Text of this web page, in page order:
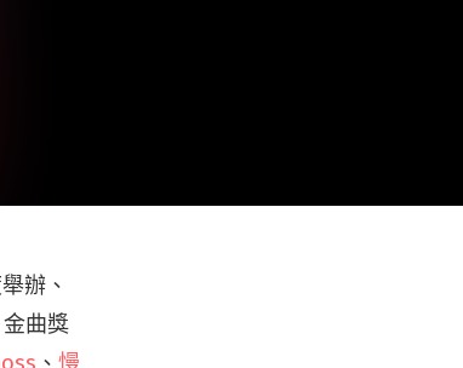
辦、
金曲獎